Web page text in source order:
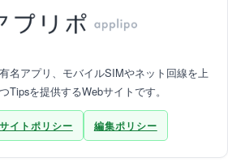
名アプリ、モバイルSIMやネット回線を上
Tipsを提供するWebサイトです。
サイトポリシー 編集ポリシー